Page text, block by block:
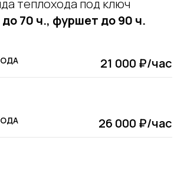
теплохода под ключ
до 70 ч., фуршет до 90 ч.
21 000 ₽/час
26 000 ₽/час